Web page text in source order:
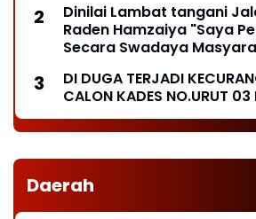
Dinilai Lambat tangani
Raden Hamzaiya "Saya
Secara Swadaya
DI DUGA TERJADI KECURANGAN PILKADES
CALON KADES NO.URUT 03
Daerah